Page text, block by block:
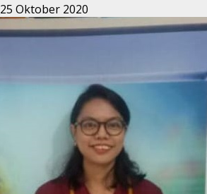
25 Oktober 2020